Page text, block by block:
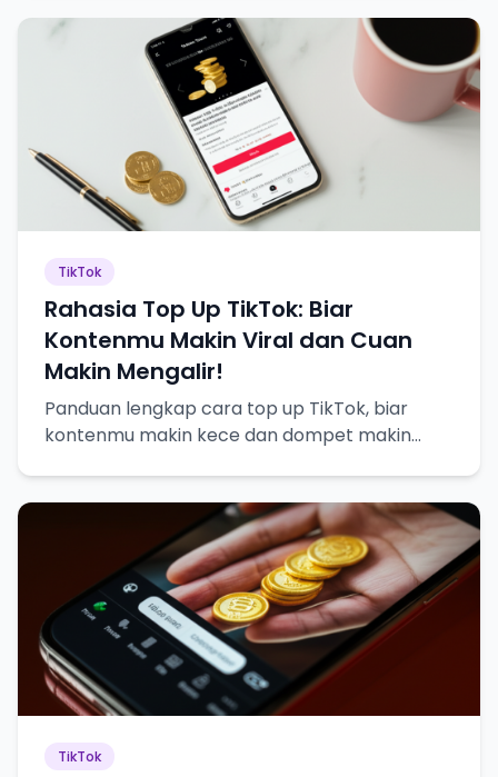
TikTok
Rahasia Top Up TikTok: Biar
Kontenmu Makin Viral dan Cuan
Makin Mengalir!
Panduan lengkap cara top up TikTok, biar
kontenmu makin kece dan dompet makin
TikTok